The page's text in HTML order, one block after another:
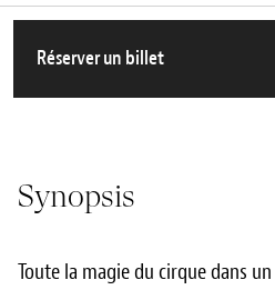
Réserver un billet
Synopsis
Toute la magie du cirque dans